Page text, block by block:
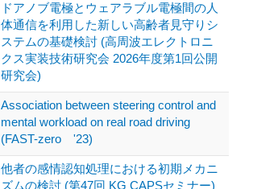
ドアノブ電極とウェアラブル電極間の人
体通信を利用した新しい高齢者見守りシ
ステムの基礎検討 (高周波エレクトロニ
クス実装技術研究会 2026年度第1回公開
研究会)
Association between steering control and
mental workload on real road driving
(FAST-zero '23)
他者の感情認知処理における初期メカニ
ズムの検討 (第47回 KG CAPSセミナー)